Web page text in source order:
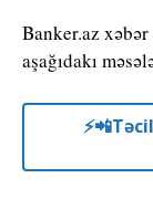
Banker.az
aşağıdakı